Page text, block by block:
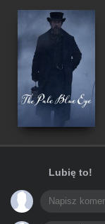
Lubię to!